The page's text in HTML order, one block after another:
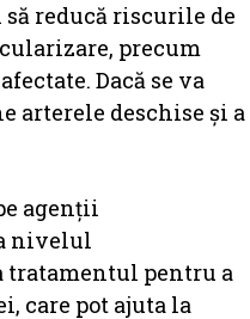
reducă riscurile de
precum
Dacă se va
arterele deschise și a
agenții
nivelul
tratamentul pentru a
care pot ajuta la